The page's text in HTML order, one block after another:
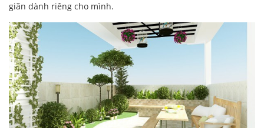
giãn dành riêng cho mình.